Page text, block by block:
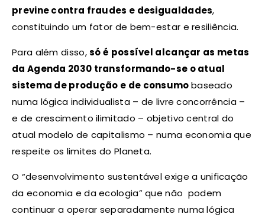
previne contra fraudes e desigualdades,
constituindo um fator de bem-estar e resiliência.
Para além disso,só é possível alcançar as metas
da Agenda 2030 transformando-se o atual
sistema de produção e de consumobaseado
numa lógica individualista – de livre concorrência –
e de crescimento ilimitado – objetivo central do
atual modelo de capitalismo – numa economia que
respeite os limites do Planeta.
O “desenvolvimento sustentável exige a unificação
da economia e da ecologia” que não podem
continuar a operar separadamente numa lógica